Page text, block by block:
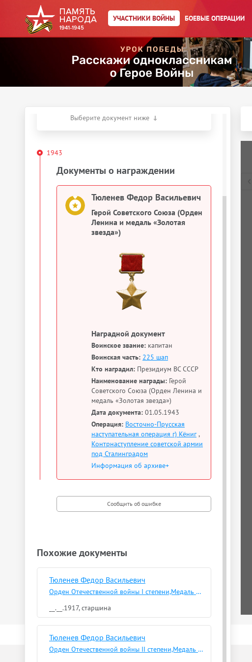
УЧАСТНИКИ ВОЙНЫ БОЕВЫЕ ОПЕРАЦИИ
Главная страница/ Участники войны/
Тюленев Федор
Васильевич
Действия Скачать документы
Выберите документ ниже
1943
Документы о награждении
Тюленев Федор Васильевич
Герой Советского Союза (Орден
Ленина и медаль «Золотая
звезда»)
Наградной документ
Воинское звание: капитан
Воинская часть: 225 шап
Кто наградил: Президиум ВС СССР
Наименование награды: Герой
Советского Союза (Орден Ленина и
медаль «Золотая звезда»)
Дата документа: 01.05.1943
Операция: Восточно-Прусская
наступательная операция г) Кёниг,
Контрнаступление советской армии
под Сталинградом
Информация об архиве+
Похожие документы
Тюленев Федор Васильевич
Орден Отечественной войны I степени,Медаль «За отвагу»,Орден Красной Звезды,Медаль «За взятие Будапешта»
__.__.1917, старшина
Тюленев Федор Васильевич
Орден Отечественной войны II степени,Медаль «За отвагу»